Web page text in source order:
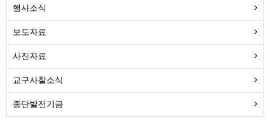
행사소식
보도자료
사진자료
교구사찰소식
종단발전기금